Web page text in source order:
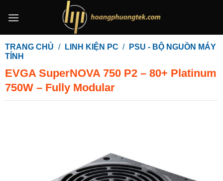
qua
dung
TRANG CHỦ / LINH KIỆN PC /
PSU - BỘ NGUỒN MÁY
TÍNH
EVGA SuperNOVA 750 P2 – 80+ Platinum
750W – Fully Modular